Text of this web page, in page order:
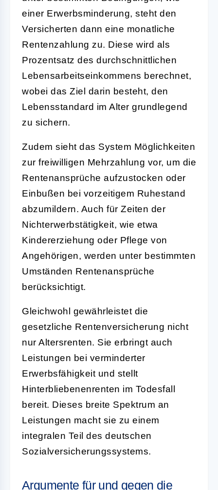
einer Erwerbsminderung, steht den
Versicherten dann eine monatliche
Rentenzahlung zu. Diese wird als
Prozentsatz des durchschnittlichen
Lebensarbeitseinkommens berechnet,
wobei das Ziel darin besteht, den
Lebensstandard im Alter grundlegend
zu sichern.
Zudem sieht das System Möglichkeiten
zur freiwilligen Mehrzahlung vor, um die
Rentenansprüche aufzustocken oder
Einbußen bei vorzeitigem Ruhestand
abzumildern. Auch für Zeiten der
Nichterwerbstätigkeit, wie etwa
Kindererziehung oder Pflege von
Angehörigen, werden unter bestimmten
Umständen Rentenansprüche
berücksichtigt.
Gleichwohl gewährleistet die
gesetzliche Rentenversicherung nicht
nur Altersrenten. Sie erbringt auch
Leistungen bei verminderter
Erwerbsfähigkeit und stellt
Hinterbliebenenrenten im Todesfall
bereit. Dieses breite Spektrum an
Leistungen macht sie zu einem
integralen Teil des deutschen
Sozialversicherungssystems.
Argumente für und gegen die